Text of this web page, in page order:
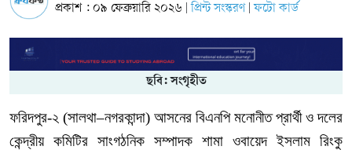
প্রকাশ : ০৯ ফেব্রুয়ারি ২০২৬ প্রিন্ট সংস্করণ ফটো কার্ড
ছবি: সংগৃহীত
ফরিদপুর-২ (সালথা–নগরকান্দা) আসনের বিএনপি মনোনীত প্রার্থী ও দলের
কেন্দ্রীয় কমিটির সাংগঠনিক সম্পাদক শামা ওবায়েদ ইসলাম রিংকু